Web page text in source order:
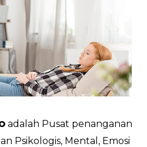
adalah Pusat penanganan
Psikologis, Mental, Emosi